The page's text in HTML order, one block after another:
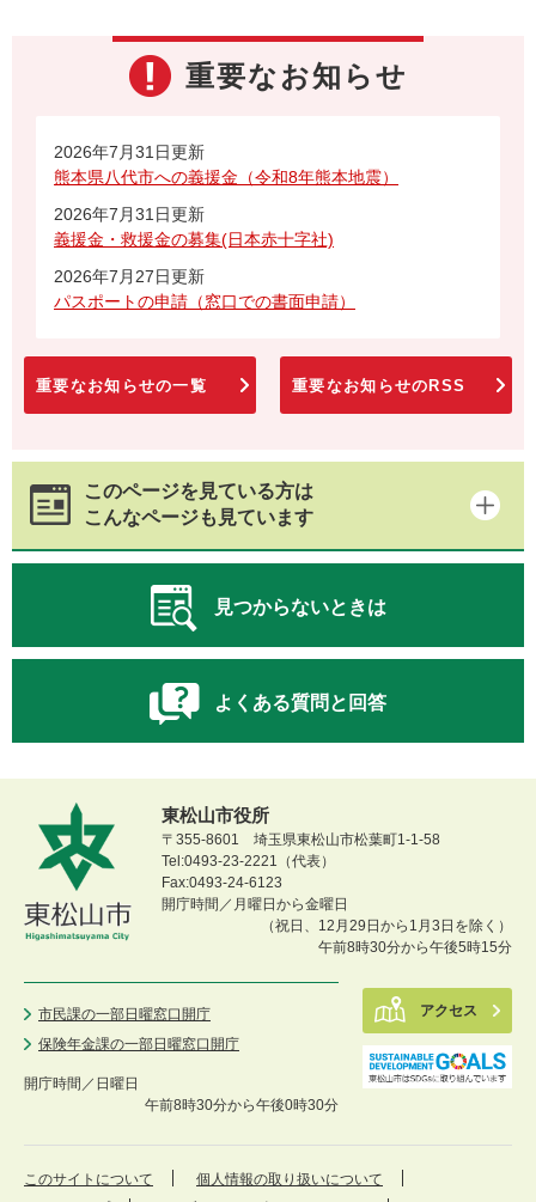
重要なお知らせ
2026年7月31日更新
熊本県八代市への義援金（令和8年熊本地震）
2026年7月31日更新
義援金・救援金の募集(日本赤十字社)
2026年7月27日更新
パスポートの申請（窓口での書面申請）
重要なお知らせの一覧 重要なお知らせのRSS
このページを見ている方は
こんなページも見ています
見つからないときは
よくある質問と回答
東松山市役所
〒355-8601 埼玉県東松山市松葉町1-1-58
Tel:0493-23-2221（代表）
Fax:0493-24-6123
開庁時間／月曜日から金曜日
（祝日、12月29日から1月3日を除く）
午前8時30分から午後5時15分
市民課の一部日曜窓口開庁
保険年金課の一部日曜窓口開庁
開庁時間／ 日曜日
午前8時30分から午後0時30分
アクセス
このサイトについて
個人情報の取り扱いについて